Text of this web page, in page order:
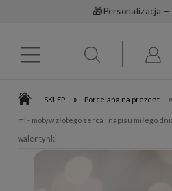
🎁 Personalizacja —
SKLEP » Porcelana na prezent »
ml - motyw złotego serca i napisu miłego
walentynki